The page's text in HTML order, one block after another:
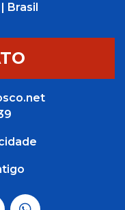
Brasil